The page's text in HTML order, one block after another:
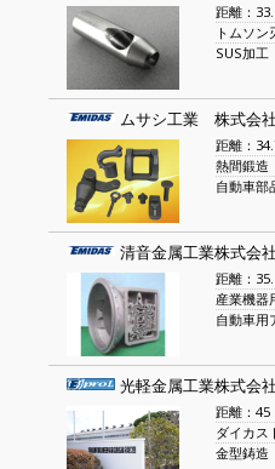
距離：
トムソン
SUS加工
ムサシ工業 株式会社
距離：
熱間鍛造
自動車部
清音金属工業株式会
距離：
産業機器
自動車用
光軽金属工業株式会社
距離：45
ダイカス
金型鋳造